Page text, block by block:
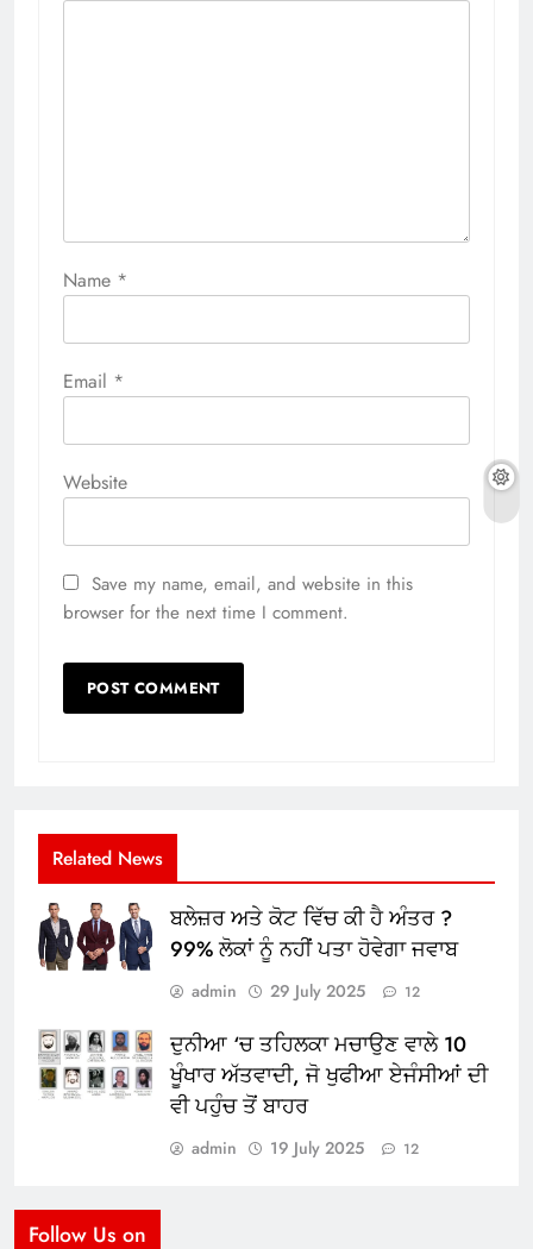
Name *
Email *
Website
Save my name, email, and website in this
browser for the next time I comment.
Related News
ਬਲੇਜ਼ਰ ਅਤੇ ਕੋਟ ਵਿੱਚ ਕੀ ਹੈ ਅੰਤਰ ?
99% ਲੋਕਾਂ ਨੂੰ ਨਹੀਂ ਪਤਾ ਹੋਵੇਗਾ ਜਵਾਬ
admin 29 July 2025 12
ਦੁਨੀਆ ‘ਚ ਤਹਿਲਕਾ ਮਚਾਉਣ ਵਾਲੇ 10
ਖੂੰਖਾਰ ਅੱਤਵਾਦੀ, ਜੋ ਖੁਫੀਆ ਏਜੰਸੀਆਂ ਦੀ
ਵੀ ਪਹੁੰਚ ਤੋਂ ਬਾਹਰ
admin 19 July 2025 12
Follow Us on